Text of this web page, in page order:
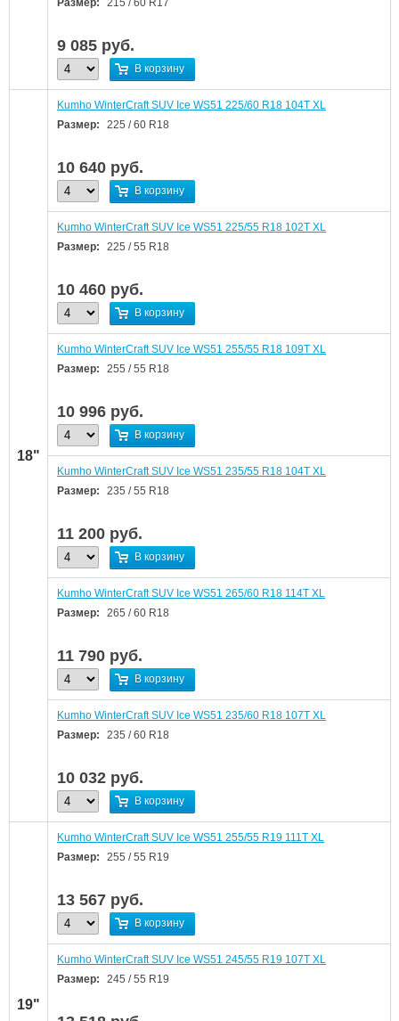
Размер:
215 / 60 R17
9 085 руб.
В корзину
18"
Kumho WinterCraft SUV Ice WS51 225/60 R18 104T XL
Размер:
225 / 60 R18
10 640 руб.
В корзину
Kumho WinterCraft SUV Ice WS51 225/55 R18 102T XL
Размер:
225 / 55 R18
10 460 руб.
В корзину
Kumho WinterCraft SUV Ice WS51 255/55 R18 109T XL
Размер:
255 / 55 R18
10 996 руб.
В корзину
Kumho WinterCraft SUV Ice WS51 235/55 R18 104T XL
Размер:
235 / 55 R18
11 200 руб.
В корзину
Kumho WinterCraft SUV Ice WS51 265/60 R18 114T XL
Размер:
265 / 60 R18
11 790 руб.
В корзину
Kumho WinterCraft SUV Ice WS51 235/60 R18 107T XL
Размер:
235 / 60 R18
10 032 руб.
В корзину
19"
Kumho WinterCraft SUV Ice WS51 255/55 R19 111T XL
Размер:
255 / 55 R19
13 567 руб.
В корзину
Kumho WinterCraft SUV Ice WS51 245/55 R19 107T XL
Размер:
245 / 55 R19